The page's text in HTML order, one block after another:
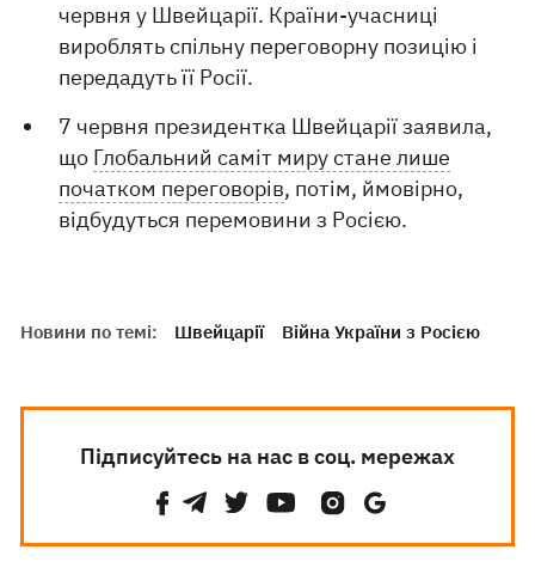
червня у Швейцарії. Країни-учасниці
вироблять спільну переговорну позицію і
передадуть її Росії.
7 червня президентка Швейцарії заявила,
що Глобальний саміт миру стане лише
початком переговорів, потім, ймовірно,
відбудуться перемовини з Росією.
Новини по темі: Швейцарії Війна України з Росією
Підписуйтесь на нас в соц. мережах